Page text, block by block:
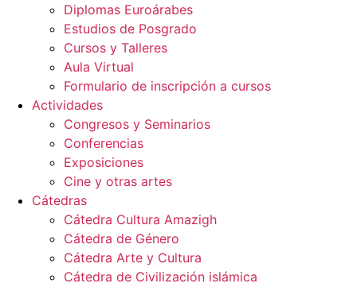
Diplomas Euroárabes
Estudios de Posgrado
Cursos y Talleres
Aula Virtual
Formulario de inscripción a cursos
Actividades
Congresos y Seminarios
Conferencias
Exposiciones
Cine y otras artes
Cátedras
Cátedra Cultura Amazigh
Cátedra de Género
Cátedra Arte y Cultura
Cátedra de Civilización islámica